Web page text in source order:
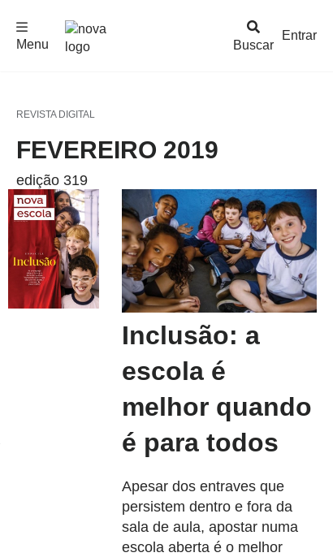
Buscar
Menu
Entrar
REVISTA DIGITAL
FEVEREIRO 2019
edição 319
Inclusão: a
escola é
melhor quando
é para todos
Apesar dos entraves que
persistem dentro e fora da
sala de aula, apostar numa
escola aberta é o melhor